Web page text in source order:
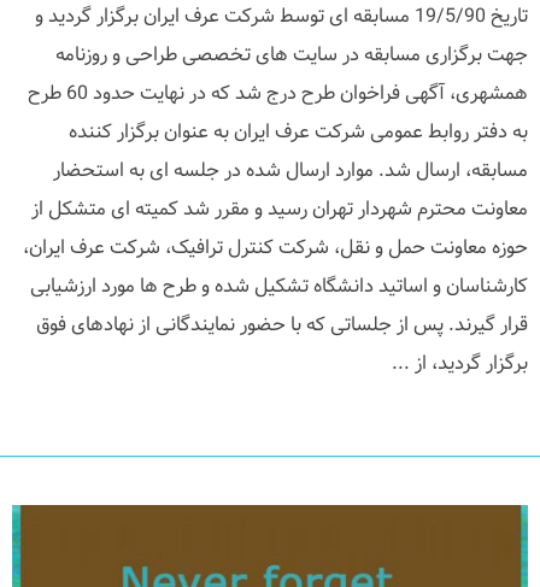
تاریخ 19/5/90 مسابقه ای توسط شرکت عرف ایران برگزار گردید و
جهت برگزاری مسابقه در سایت های تخصصی طراحی و روزنامه
همشهری، آگهی فراخوان طرح درج شد که در نهایت حدود 60 طرح
به دفتر روابط عمومی شرکت عرف ایران به عنوان برگزار کننده
مسابقه، ارسال شد. موارد ارسال شده در جلسه ای به استحضار
معاونت محترم شهردار تهران رسید و مقرر شد کمیته ای متشکل از
حوزه معاونت حمل و نقل، شرکت کنترل ترافیک، شرکت عرف ایران،
کارشناسان و اساتید دانشگاه تشکیل شده و طرح ها مورد ارزشیابی
قرار گیرند. پس از جلساتی که با حضور نمایندگانی از نهادهای فوق
برگزار گردید، از ...